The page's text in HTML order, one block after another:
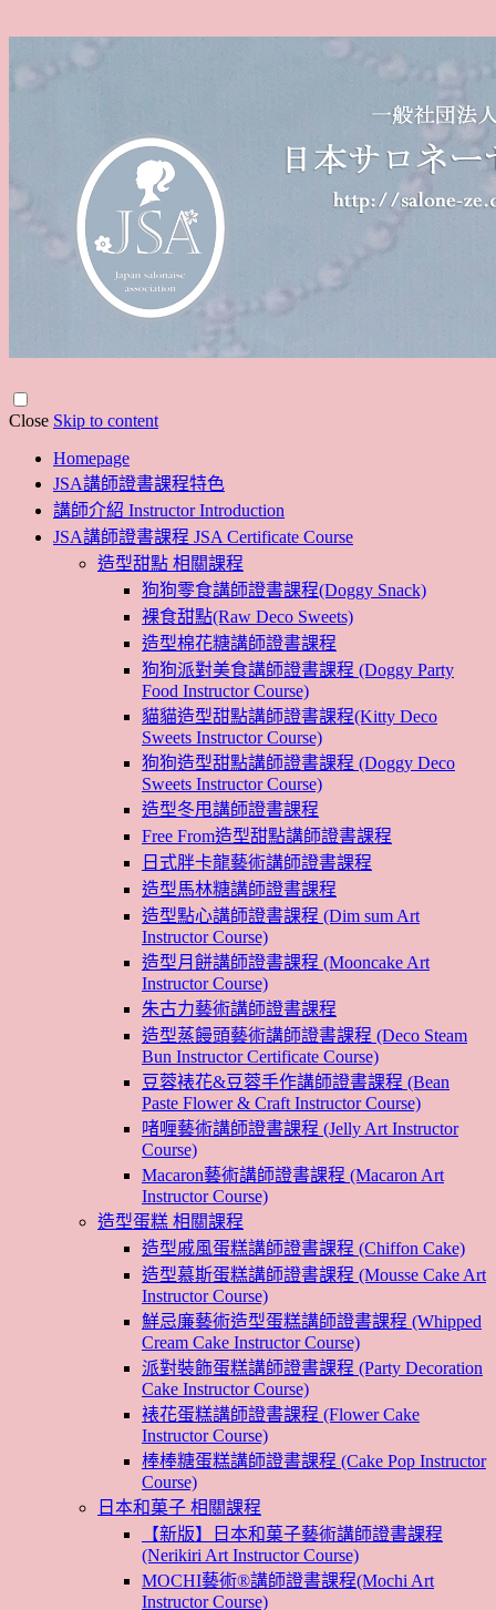
Close Skip to content
Homepage
JSA講師證書課程特色
講師介紹 Instructor Introduction
JSA講師證書課程 JSA Certificate Course
造型甜點 相關課程
狗狗零食講師證書課程(Doggy Snack)
裸食甜點(Raw Deco Sweets)
造型棉花糖講師證書課程
狗狗派對美食講師證書課程 (Doggy Party
Food Instructor Course)
貓貓造型甜點講師證書課程(Kitty Deco
Sweets Instructor Course)
狗狗造型甜點講師證書課程 (Doggy Deco
Sweets Instructor Course)
造型冬甩講師證書課程
Free From造型甜點講師證書課程
日式胖卡龍藝術講師證書課程
造型馬林糖講師證書課程
造型點心講師證書課程 (Dim sum Art
Instructor Course)
造型月餅講師證書課程 (Mooncake Art
Instructor Course)
朱古力藝術講師證書課程
造型蒸饅頭藝術講師證書課程 (Deco Steam
Bun Instructor Certificate Course)
豆蓉裱花&豆蓉手作講師證書課程 (Bean
Paste Flower & Craft Instructor Course)
啫喱藝術講師證書課程 (Jelly Art Instructor
Course)
Macaron藝術講師證書課程 (Macaron Art
Instructor Course)
造型蛋糕 相關課程
造型戚風蛋糕講師證書課程 (Chiffon Cake)
造型慕斯蛋糕講師證書課程 (Mousse Cake Art
Instructor Course)
鮮忌廉藝術造型蛋糕講師證書課程 (Whipped
Cream Cake Instructor Course)
派對裝飾蛋糕講師證書課程 (Party Decoration
Cake Instructor Course)
裱花蛋糕講師證書課程 (Flower Cake
Instructor Course)
棒棒糖蛋糕講師證書課程 (Cake Pop Instructor
Course)
日本和菓子 相關課程
【新版】日本和菓子藝術講師證書課程
(Nerikiri Art Instructor Course)
MOCHI藝術®講師證書課程(Mochi Art
Instructor Course)